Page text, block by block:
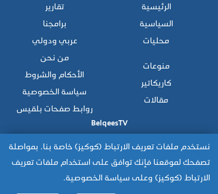
نستخدم ملفات تعريف الارتباط (كوكيز) خاصة بنا. بمواصلة
تصفحك لموقعنا فإنك توافق على استخدام ملفات تعريف
الارتباط (كوكيز) وعلى سياسة الخصوصية.
الرئيسية
السياسية
محليات
تقارير
برامجنا
عربي ودولي
منوعات
كاريكاتير
مقالات
من نحن
الأحكام والشروط
سياسة الخصوصية
روابط صفحات بلقيس
BelqeesTV
للوصول للموقع القديم:
https://www.old.belqees.net